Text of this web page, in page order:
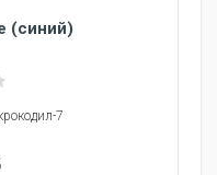
(синий)
7